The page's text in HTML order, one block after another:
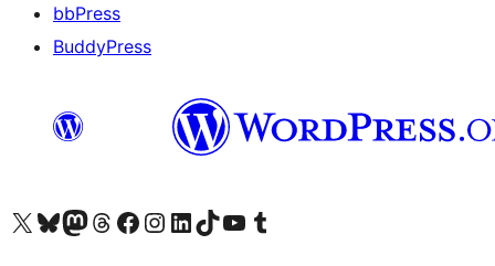
bbPress
BuddyPress
Apmeklējiet mūsu X (agrāk Twitter) kontu
Apmeklējiet mūsu Bluesky kontu
Apmeklējiet mūsu Mastodon kontu
Apmeklējiet mūsu Threads kontu
Apmeklējiet mūsu Facebook lapuApmeklējiet mūsu Instagram kontu
Apmeklējiet mūsu LinkedIn kontu
Apmeklējiet mūsu TikTok kontu
Apmeklējiet mūsu YouTube kanālu
Apmeklējiet mūsu Tumblr kontu